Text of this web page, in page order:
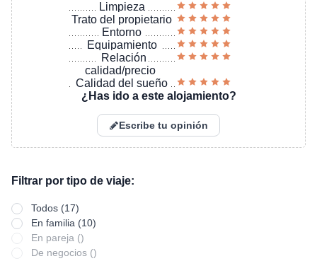
Limpieza
Trato del propietario
Entorno
Equipamiento
Relación
calidad/precio
Calidad del sueño
¿Has ido a este alojamiento?
Escribe tu opinión
Filtrar por tipo de viaje:
Todos (17)
En familia (10)
En pareja ()
De negocios ()